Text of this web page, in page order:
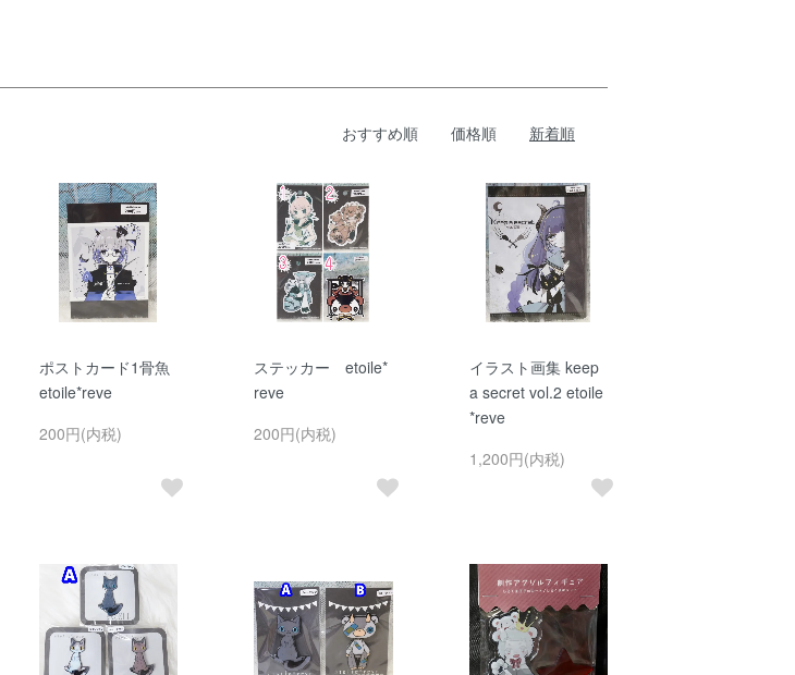
おすすめ順 価格順 新着順
ポストカード1骨魚
etoile*reve
200円(内税)
ステッカー etoile*
reve
200円(内税)
イラスト画集 keep
a secret vol.2 etoile
*reve
1,200円(内税)